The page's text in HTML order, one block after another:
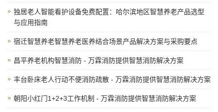
独居老人智能看护设备免费配置：哈尔滨地区智慧养老产品选型
与应用指南
宿迁智慧养老智慧养老医养结合场景产品解决方案与采购要点
昌平养老机构智慧消防 - 万霖消防提供智慧消防解决方案
丰台卧床老人行动不便消防疏散 - 万霖消防提供智慧消防解决方案
朝阳小红门1+2+3工作机制 - 万霖消防提供智慧消防解决方案